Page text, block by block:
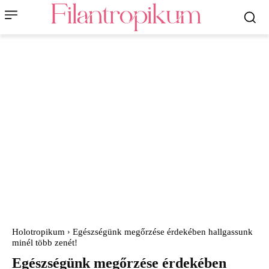
Holotropikum
Egészségünk megőrzése érdekében hallgassunk
minél több zenét!
Egészségünk megőrzése érdekében